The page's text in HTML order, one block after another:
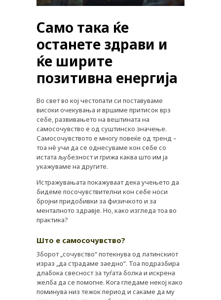
Само така ќе
останете здрави и
ќе ширите
позитивна енергија
Во свет во кој честопати си поставуваме
високи очекувања и вршиме притисок врз
себе, развивањето на вештината на
самосочувство е од суштинско значење.
Самосочувството е многу повеќе од тренд –
тоа нè учи да се однесуваме кон себе со
истата љубезност и грижа каква што им ја
укажуваме на другите.
Истражувањата покажуваат дека учењето да
бидеме посочувствителни кон себе носи
бројни придобивки за физичкото и за
менталното здравје. Но, како изгледа тоа во
практика?
Што е самосочувство?
Зборот „сочувство“ потекнува од латинскиот
израз „да страдаме заедно“. Тоа подразбира
длабока свесност за туѓата болка и искрена
желба да се помогне. Кога гледаме некој како
поминува низ тежок период и сакаме да му